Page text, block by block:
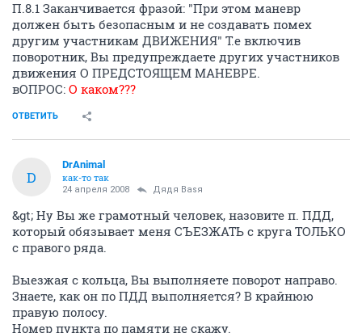
П.8.1 Заканчивается фразой: "При этом маневр
должен быть безопасным и не создавать помех
другим участникам ДВИЖЕНИЯ" Т.е включив
поворотник, Вы предупреждаете других участников
движения О ПРЕДСТОЯЩЕМ МАНЕВРЕ.
вОПРОС: О каком???
ОТВЕТИТЬ
D
DrAnimal
как-то так
24 апреля 2008 Дядя Ваsя
&gt; Ну Вы же грамотный человек, назовите п. ПДД,
который обязывает меня СЪЕЗЖАТЬ с круга ТОЛЬКО
с правого ряда.
Выезжая с кольца, Вы выполняете поворот направо.
Знаете, как он по ПДД выполняется? В крайнюю
правую полосу.
Номер пункта по памяти не скажу.